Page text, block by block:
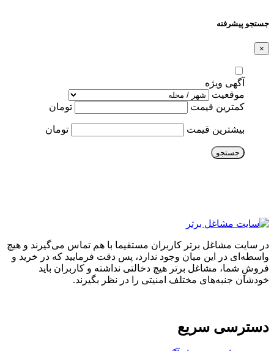
جستجو پیشرفته
×
آگهی ویژه
موقعیت
کمترین قیمت
تومان
بیشترین قیمت تومان
جستجو
در سایت مشاغل برتر کاربران مستقیما با هم تماس می‌گیرند و هیچ
واسطه‌ای در این میان وجود ندارد، پس دقت فرمایید که در خرید و
فروشِ شما، مشاغل برتر هیچ دخالتی نداشته و کاربران باید
خودشان جنبه‌های مختلف امنیتی را در نظر بگیرند.
دسترسی سریع